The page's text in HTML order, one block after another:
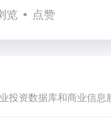
览 点赞
投资数据库和商业信息